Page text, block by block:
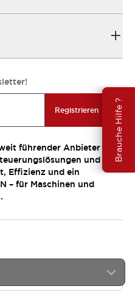
Brauche Hilfe ?
Registrieren
führender Anbieter
und
Effizienz und ein
– für Maschinen und